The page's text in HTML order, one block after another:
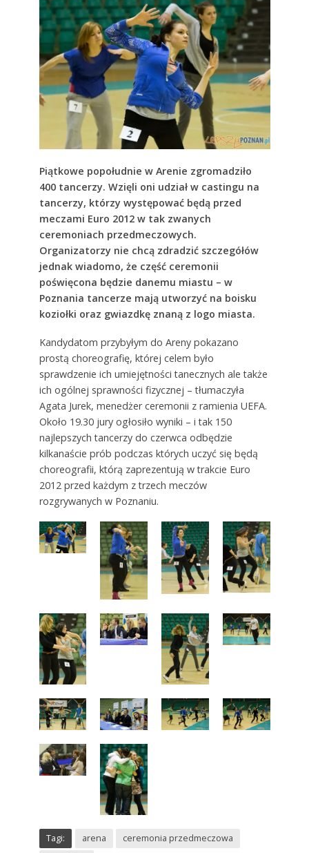
Piątkowe popołudnie w Arenie zgromadziło
400 tancerzy. Wzięli oni udział w castingu na
tancerzy, którzy występować będą przed
meczami Euro 2012 w tak zwanych
ceremoniach przedmeczowych.
Organizatorzy nie chcą zdradzić szczegółów
jednak wiadomo, że część ceremonii
poświęcona będzie danemu miastu – w
Poznania tancerze mają utworzyć na boisku
koziołki oraz gwiazdkę znaną z logo miasta.
Kandydatom przybyłym do Areny pokazano
prostą choreografię, której celem było
sprawdzenie ich umiejętności tanecznych ale także
ich ogólnej sprawności fizycznej – tłumaczyła
Agata Jurek, menedżer ceremonii z ramienia UEFA.
Około 19.30 jury ogłosiło wyniki – i tak 150
najlepszych tancerzy do czerwca odbędzie
kilkanaście prób podczas których uczyć się będą
choreografii, którą zaprezentują w trakcie Euro
2012 przed każdym z trzech meczów
rozgrywanych w Poznaniu.
Tagi: arena
ceremonia przedmeczowa